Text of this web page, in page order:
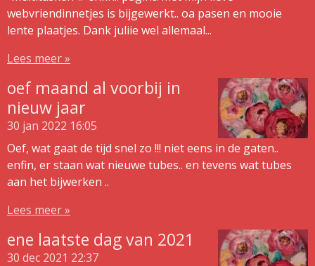
webvriendinnetjes is bijgewerkt.. oa pasen en mooie
lente plaatjes. Dank juliie wel allemaal...
Lees meer »
oef maand al voorbij in
nieuw jaar
30 jan 2022 16:05
Oef, wat gaat de tijd snel zo !!! niet eens in de gaten..
enfin, er staan wat nieuwe tubes.. en tevens wat tubes
aan het bijwerken ..
Lees meer »
ene laatste dag van 2021
30 dec 2021 22:37